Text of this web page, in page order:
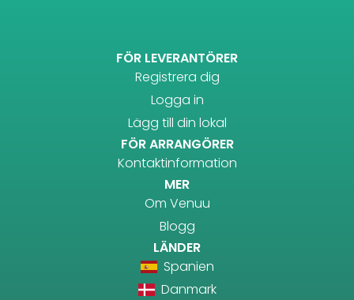
FÖR LEVERANTÖRER
Registrera dig
Logga in
Lägg till din lokal
FÖR ARRANGÖRER
Kontaktinformation
MER
Om Venuu
Blogg
LÄNDER
Spanien
Danmark